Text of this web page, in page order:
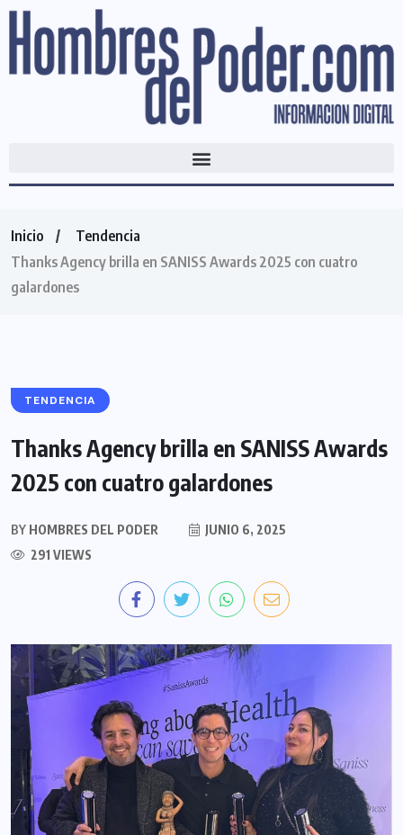
Inicio
Tendencia
Thanks Agency brilla en SANISS Awards 2025 con cuatro
galardones
TENDENCIA
Thanks Agency brilla en SANISS Awards
2025 con cuatro galardones
BY HOMBRES DEL PODER
JUNIO 6, 2025
291 VIEWS